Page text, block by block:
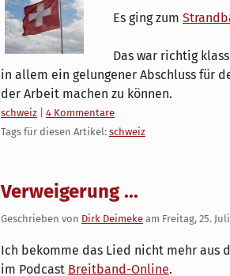
Es ging zum
Das war richtig
in allem ein gelungener Abschluss für
der Arbeit machen zu können.
Kategorien:
schweiz
4 Kommentare
Tags für diesen Artikel: schweiz
Verweigerung ...
Geschrieben von Dirk Deimeke am Freitag, 25.
Ich bekomme das Lied nicht mehr aus
im Podcast Breitband-Online.